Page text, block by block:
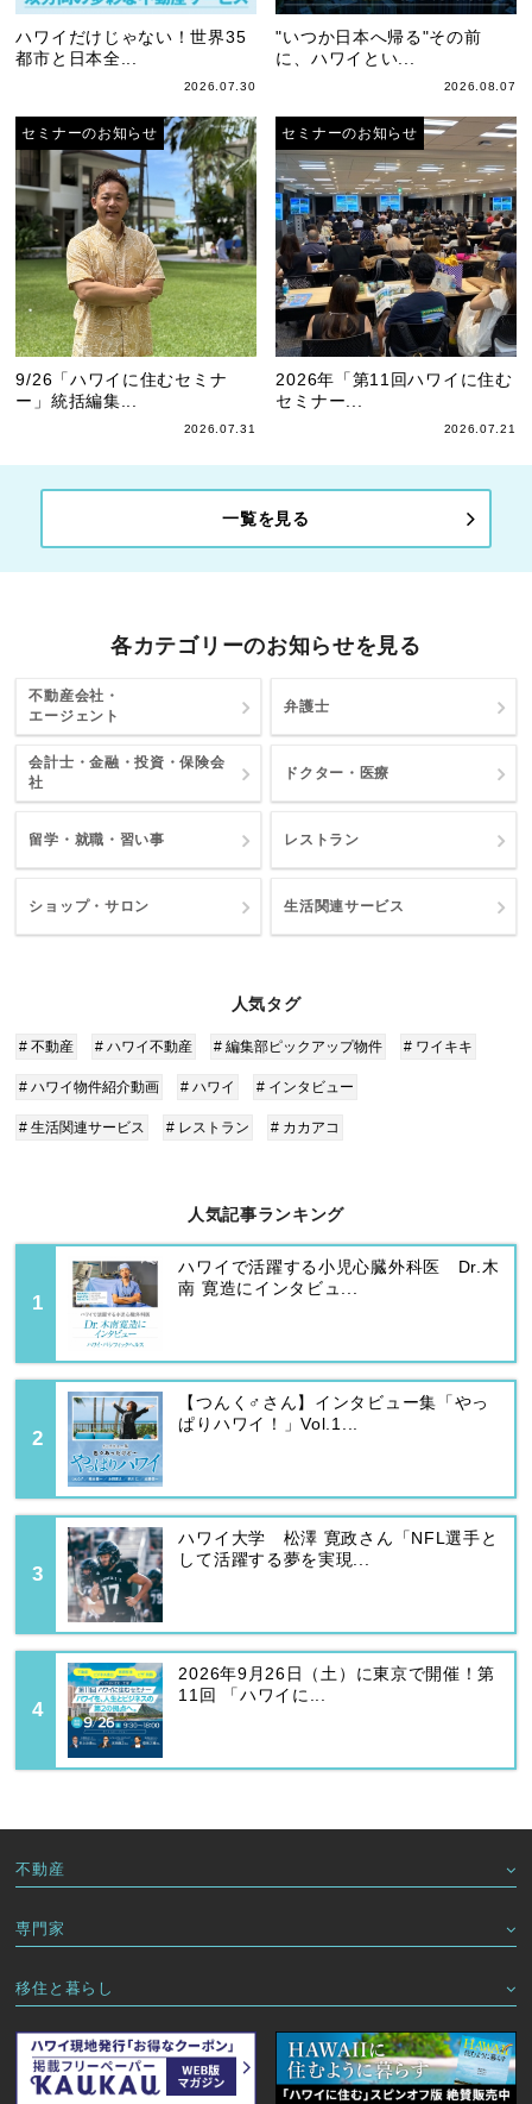
ハワイだけじゃない！世界35
都市と日本全...
2026.07.30
"いつか日本へ帰る"その前
に、ハワイとい...
2026.08.07
セミナーのお知らせ
9/26「ハワイに住むセミナ
ー」統括編集...
2026.07.31
セミナーのお知らせ
2026年「第11回ハワイに住む
セミナー...
2026.07.21
一覧を見る
各カテゴリーのお知らせを見る
不動産会社・
エージェント
弁護士
会計士・金融・投資・保険会
社
ドクター・医療
留学・就職・習い事 レストラン
ショップ・サロン 生活関連サービス
人気タグ
# 不動産 # ハワイ不動産 # 編集部ピックアップ物件 # ワイキキ
# ハワイ物件紹介動画 # ハワイ # インタビュー
# 生活関連サービス # レストラン # カカアコ
人気記事ランキング
ハワイで活躍する小児心臓外科医 Dr.木
南 寛造にインタビュ...
【つんく♂さん】インタビュー集「やっ
ぱりハワイ！」Vol.1...
ハワイ大学 松澤 寛政さん「NFL選手と
して活躍する夢を実現...
2026年9月26日（土）に東京で開催！第
11回 「ハワイに...
不動産
専門家
移住と暮らし